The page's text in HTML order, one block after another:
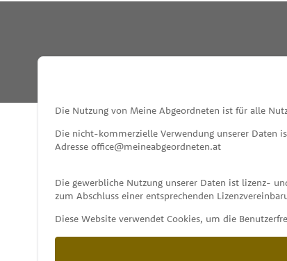
Die Nutzung von Meine Abgeordneten ist für alle
Die nicht-kommerzielle Verwendung unserer Daten
Adresse office@meineabgeordneten.at
Die gewerbliche Nutzung unserer Daten ist lizenz-
zum Abschluss einer entsprechenden
Diese Website verwendet Cookies, um die